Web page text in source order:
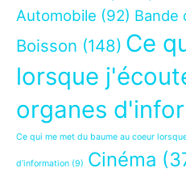
Automobile (92) Bande
Boisson (148) Ce
lorsque
organes
Ce qui me met du baume au coeur
d’information (9) Cinéma